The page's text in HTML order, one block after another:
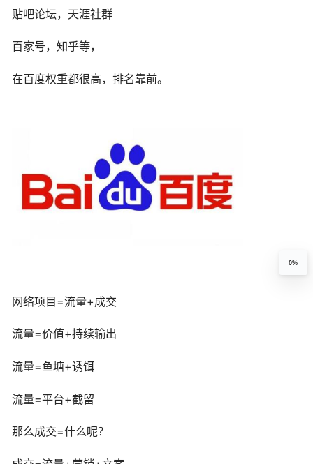
贴吧论坛，天涯社群
百家号，知乎等，
在百度权重都很高，排名靠前。
网络项目=流量+成交
流量=价值+持续输出
流量=鱼塘+诱饵
流量=平台+截留
那么成交=什么呢？
0%